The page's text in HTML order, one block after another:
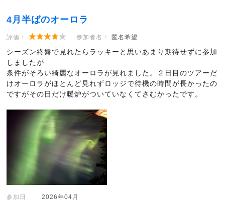
4月半ばのオーロラ
評価： 参加者名： 匿名希望
シーズン終盤で見れたらラッキーと思いあまり期待せずに参加
しましたが
条件がそろい綺麗なオーロラが見れました。２日目のツアーだ
けオーロラがほとんど見れずロッジで待機の時間が長かったの
ですがその日だけ暖炉がついていなくてさむかったです。
参加日
2026年04月